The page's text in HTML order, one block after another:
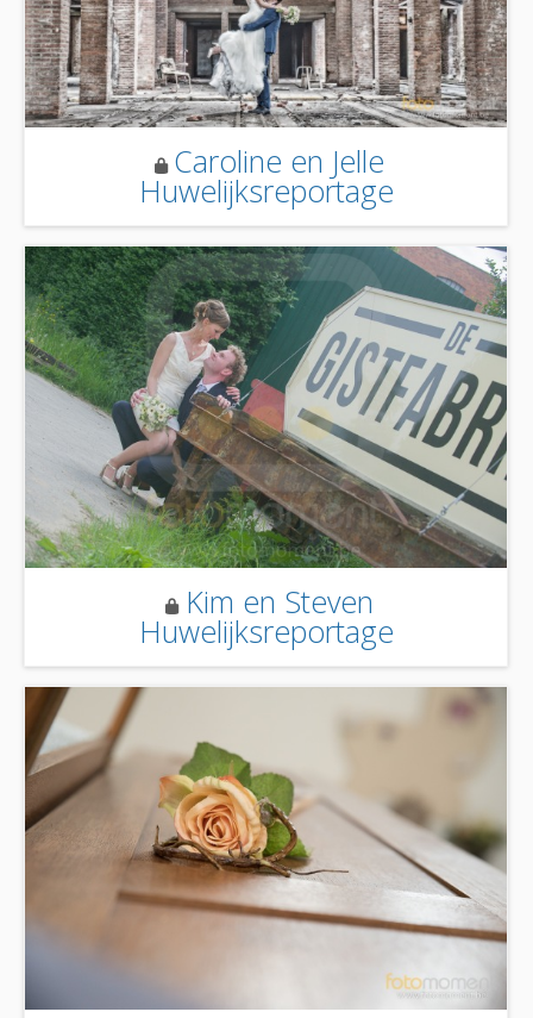
Caroline en Jelle
Huwelijksreportage
Kim en Steven
Huwelijksreportage